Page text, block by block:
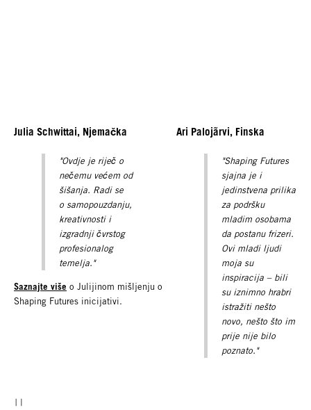
Julia Schwittai, Njemačka
"Ovdje je riječ o
nečemu većem od
šišanja. Radi se
o samopouzdanju,
kreativnosti i
izgradnji čvrstog
profesionalog
temelja."
Saznajte više o Julijinom mišljenju o
Shaping Futures inicijativi.
Ari Palojãrvi, Finska
"Shaping Futures
sjajna je i
jedinstvena prilika
za podršku
mladim osobama
da postanu frizeri.
Ovi mladi ljudi
moja su
inspiracija – bili
su iznimno hrabri
istražiti nešto
novo, nešto što im
prije nije bilo
poznato."